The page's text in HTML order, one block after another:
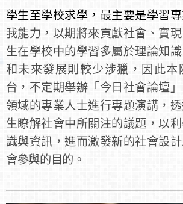
學生至學校求學，最主要是學習專
我能力，以期將來貢獻社會、實
生在學校中的學習多屬於理論知
和未來發展則較少涉獵，因此本
台，不定期舉辦「今日社會論壇
領域的專業人士進行專題演講，
生瞭解社會中所關注的議題，以
識與資訊，進而激發新的社會設
會參與的目的。